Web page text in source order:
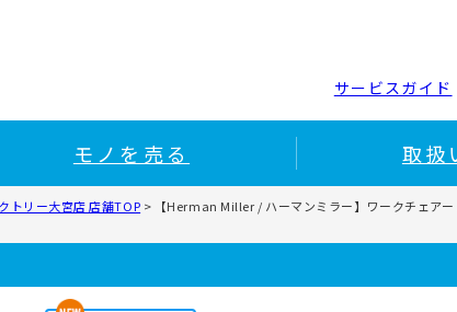
サービスガイド
モノを売る 取扱
トリー大宮店 店舗TOP >
【Herman Miller / ハーマンミラー】ワークチェア